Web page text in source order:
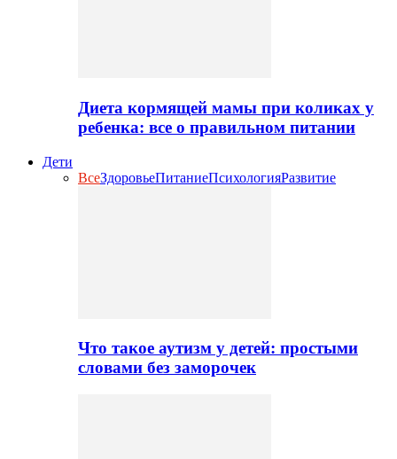
Диета кормящей мамы при коликах у
ребенка: все о правильном питании
Дети
ВсеЗдоровьеПитаниеПсихологияРазвитие
Что такое аутизм у детей: простыми
словами без заморочек